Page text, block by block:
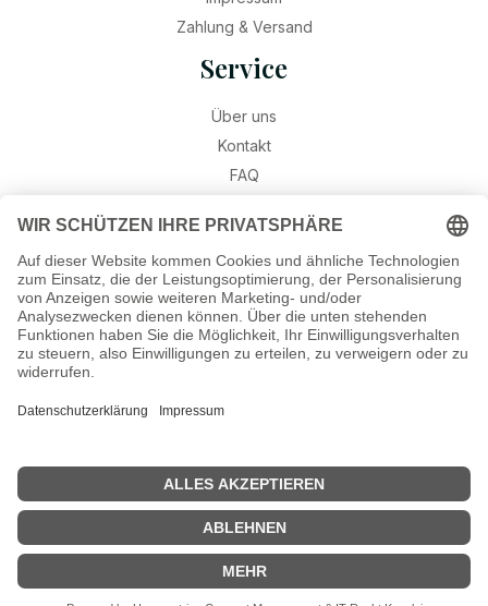
Hinweis: Gravuren sind aufgrund von Urlaub erst wieder ab dem
24. August möglich. Alle anderen Bestellungen versenden wir wie
gewohnt.
Verwerfen
Zahlung & Versand
Service
Über uns
Kontakt
FAQ
Widerruf
Ratgeber
Geburtssteine
Gravur – Schriften & Hinweise
©2026 Munich Jewels® - alle Rechte vorbehalten.